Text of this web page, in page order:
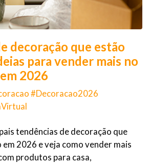
decoração que estão
para vender mais no
2026
#Decoracao2026
tendências de decoração que
2026 e veja como vender mais
produtos para casa,